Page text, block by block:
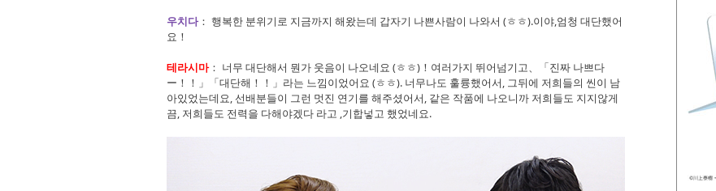
우치다： 행복한 분위기로 지금까지 해왔는데 갑자기 나쁜사람이 나와서 (ㅎㅎ).이야,엄청 대단했어
요！
테라시마： 너무 대단해서 뭔가 웃음이 나오네요 (ㅎㅎ)！여러가지 뛰어넘기고、「진짜 나쁘다
ー！！」「대단해！！」라는 느낌이었어요 (ㅎㅎ). 너무나도 훌륭했어서, 그뒤에 저희들의 씬이 남
아있었는데요, 선배분들이 그런 멋진 연기를 해주셨어서, 같은 작품에 나오니까 저희들도 지지않게
끔, 저희들도 전력을 다해야겠다 라고 ,기합넣고 했었네요.